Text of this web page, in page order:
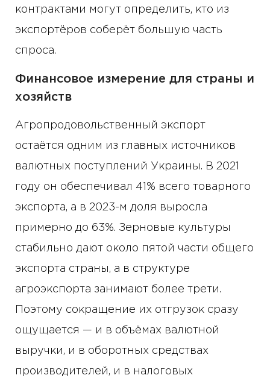
контрактами могут определить, кто из
экспортёров соберёт большую часть
спроса.
Финансовое измерение для страны и
хозяйств
Агропродовольственный экспорт
остаётся одним из главных источников
валютных поступлений Украины. В 2021
году он обеспечивал 41% всего товарного
экспорта, а в 2023-м доля выросла
примерно до 63%. Зерновые культуры
стабильно дают около пятой части общего
экспорта страны, а в структуре
агроэкспорта занимают более трети.
Поэтому сокращение их отгрузок сразу
ощущается — и в объёмах валютной
выручки, и в оборотных средствах
производителей, и в налоговых